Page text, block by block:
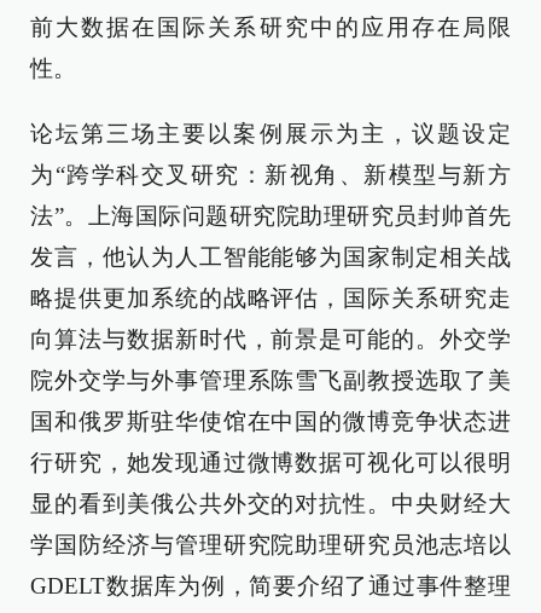
前大数据在国际关系研究中的应用存在局限
性。
论坛第三场主要以案例展示为主，议题设定
为“跨学科交叉研究：新视角、新模型与新方
法”。上海国际问题研究院助理研究员封帅首先
发言，他认为人工智能能够为国家制定相关战
略提供更加系统的战略评估，国际关系研究走
向算法与数据新时代，前景是可能的。外交学
院外交学与外事管理系陈雪飞副教授选取了美
国和俄罗斯驻华使馆在中国的微博竞争状态进
行研究，她发现通过微博数据可视化可以很明
显的看到美俄公共外交的对抗性。中央财经大
学国防经济与管理研究院助理研究员池志培以
GDELT数据库为例，简要介绍了通过事件整理